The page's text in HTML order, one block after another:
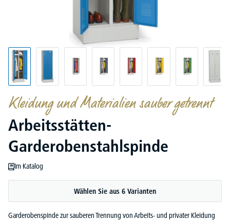
Kleidung und Materialien sauber getrennt
Arbeitsstätten-
Garderobenstahlspinde
Im Katalog
Wählen Sie aus 6 Varianten
Garderobenspinde zur sauberen Trennung von Arbeits- und privater Kleidung